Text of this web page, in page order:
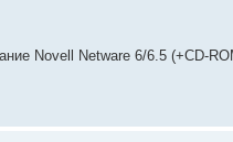
Novell Netware 6/6.5 (+CD-